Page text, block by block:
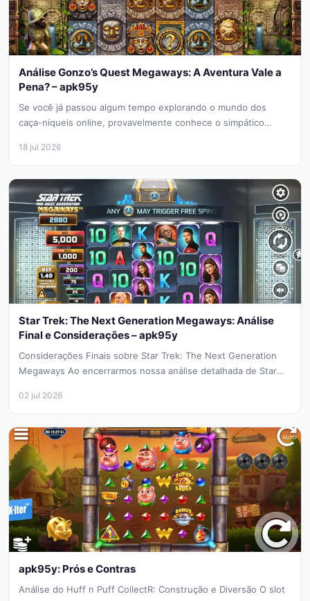
Análise Gonzo’s Quest Megaways: A Aventura Vale a
Pena? – apk95y
Se você já passou algum tempo explorando o mundo dos
caça-níqueis online, provavelmente conhece o simpático
18 jul 2026
Star Trek: The Next Generation Megaways: Análise
Final e Considerações – apk95y
Considerações Finais sobre Star Trek: The Next Generation
Megaways Ao encerrarmos nossa análise detalhada de Star
02 jul 2026
apk95y: Prós e Contras
Análise do Huff n Puff CollectR: Construção e Diversão O slot